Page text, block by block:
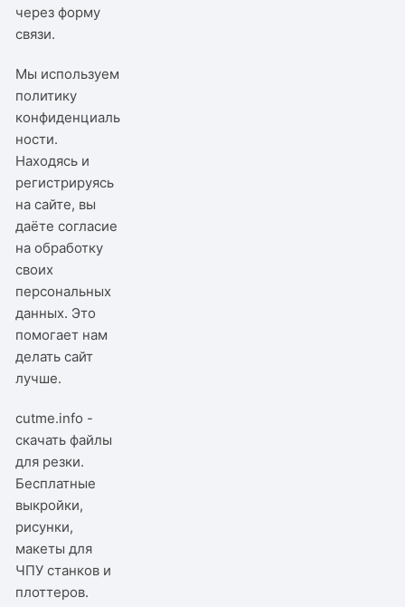
черезформу
связи.
Мы используем
политику
конфиденциаль
ности.
Находясь и
регистрируясь
на сайте, вы
даёте согласие
на обработку
своих
персональных
данных. Это
помогает нам
делать сайт
лучше.
cutme.info -
скачать файлы
для резки.
Бесплатные
выкройки,
рисунки,
макеты для
ЧПУ станков и
плоттеров.